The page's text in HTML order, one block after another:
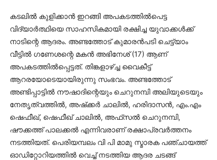
കടലില്‍ കുളിക്കാന്‍ ഇറങ്ങി അപകടത്തില്‍പെട്ട
വിദ്യാര്‍ത്ഥിയെ സാഹസികമായി രക്ഷിച്ച യുവാക്കള്‍ക്ക്
നാടിന്റെ ആദരം. അണ്ടത്തോട് കുമാരന്‍പടി ചെട്ട്യാം
വീട്ടില്‍ ഗണേശന്റെ മകന്‍ അഭിനേശ് (17) ആണ്
അപകടത്തില്‍പ്പെട്ടത്. തിങ്കളാഴ്ച്ച വൈകീട്ട്
ആറരയോടെയായിരുന്നു സംഭവം. അണ്ടത്തോട്
അണ്ടിപ്പാട്ടില്‍ നൗഷാദിന്റെയും ചെറുനമ്പി അലിയുടെയും
നേതൃത്വത്തില്‍, അഷ്‌ക്കര്‍ ചാലില്‍, ഹരിദാസന്‍, എം.എം
ഷെഫീഖ്, ഷെഫീഖ് ചാലില്‍, അഫ്‌സല്‍ ചെറുനമ്പി,
ഷൗക്കത്ത് പാലക്കല്‍ എന്നിവരാണ് രക്ഷാപ്രവര്‍ത്തനം
നടത്തിയത്. പെരിയമ്പലം വി പി മാമു സ്മാരക പഞ്ചായത്ത്
ഓഡിറ്റോറിയത്തില്‍ വെച്ച് നടത്തിയ ആദര ചടങ്ങ്